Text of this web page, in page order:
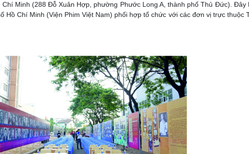
Minh (288 Đỗ Xuân Hợp, phường Phước Long A, thành phố Thủ Đức). Đây
Hồ Chí Minh (Viện Phim Việt Nam) phối hợp tổ chức với các đơn vị trực thuộc